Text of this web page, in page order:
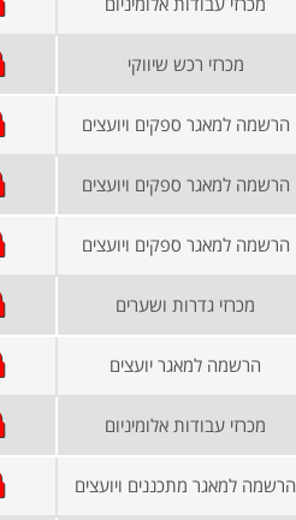
מכרזי רכש שיווקי
הרשמה למאגר ספקים ויועצים
הרשמה למאגר ספקים ויועצים
הרשמה למאגר ספקים ויועצים
מכרזי גדרות ושערים
הרשמה למאגר יועצים
מכרזי עבודות אלומיניום
הרשמה למאגר מתכננים ויועצים